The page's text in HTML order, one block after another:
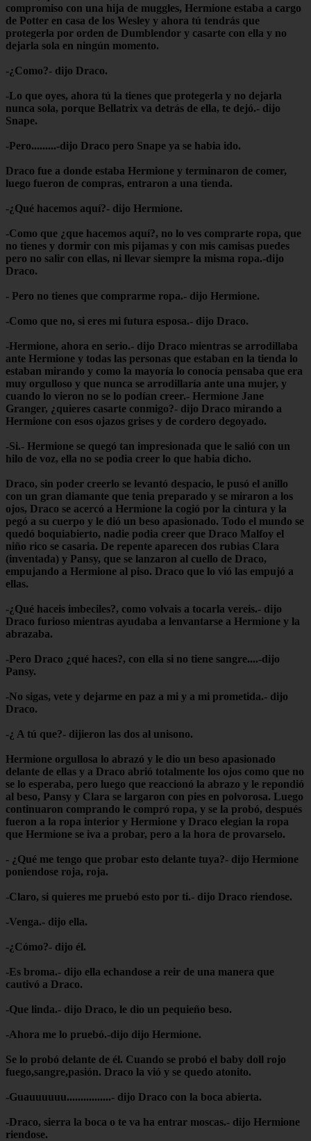
compromiso con una hija de muggles, Hermione estaba a cargo
de Potter en casa de los Wesley y ahora tú tendrás que
protegerla por orden de Dumblendor y casarte con ella y no
dejarla sola en ningún momento.
-¿Como?- dijo Draco.
-Lo que oyes, ahora tú la tienes que protegerla y no dejarla
nunca sola, porque Bellatrix va detrás de ella, te dejó.- dijo
Snape.
-Pero.........-dijo Draco pero Snape ya se habia ido.
Draco fue a donde estaba Hermione y terminaron de comer,
luego fueron de compras, entraron a una tienda.
-¿Qué hacemos aquí?- dijo Hermione.
-Como que ¿que hacemos aquí?, no lo ves comprarte ropa, que
no tienes y dormir con mis pijamas y con mis camisas puedes
pero no salir con ellas, ni llevar siempre la misma ropa.-dijo
Draco.
- Pero no tienes que comprarme ropa.- dijo Hermione.
-Como que no, si eres mi futura esposa.- dijo Draco.
-Hermione, ahora en serio.- dijo Draco mientras se arrodillaba
ante Hermione y todas las personas que estaban en la tienda lo
estaban mirando y como la mayoría lo conocía pensaba que era
muy orgulloso y que nunca se arrodillaría ante una mujer, y
cuando lo vieron no se lo podían creer.- Hermione Jane
Granger, ¿quieres casarte conmigo?- dijo Draco mirando a
Hermione con esos ojazos grises y de cordero degoyado.
-Si.- Hermione se quegó tan impresionada que le salió con un
hilo de voz, ella no se podia creer lo que habia dicho.
Draco, sin poder creerlo se levantó despacio, le pusó el anillo
con un gran diamante que tenia preparado y se miraron a los
ojos, Draco se acercó a Hermione la cogió por la cintura y la
pegó a su cuerpo y le dió un beso apasionado. Todo el mundo se
quedó boquiabierto, nadie podia creer que Draco Malfoy el
niño rico se casaria. De repente aparecen dos rubias Clara
(inventada) y Pansy, que se lanzaron al cuello de Draco,
empujando a Hermione al piso. Draco que lo vió las empujó a
ellas.
-¿Qué haceis imbeciles?, como volvais a tocarla vereis.- dijo
Draco furioso mientras ayudaba a lenvantarse a Hermione y la
abrazaba.
-Pero Draco ¿qué haces?, con ella si no tiene sangre....-dijo
Pansy.
-No sigas, vete y dejarme en paz a mi y a mi prometida.- dijo
Draco.
-¿ A tú que?- dijieron las dos al unisono.
Hermione orgullosa lo abrazó y le dio un beso apasionado
delante de ellas y a Draco abrió totalmente los ojos como que no
se lo esperaba, pero luego que reaccionó la abrazo y le repondió
al beso, Pansy y Clara se largaron con pies en polvorosa. Luego
continuaron comprando le compró ropa, y se la probó, después
fueron a la ropa interior y Hermione y Draco elegian la ropa
que Hermione se iva a probar, pero a la hora de provarselo.
- ¿Qué me tengo que probar esto delante tuya?- dijo Hermione
poniendose roja, roja.
-Claro, si quieres me pruebó esto por ti.- dijo Draco riendose.
-Venga.- dijo ella.
-¿Cómo?- dijo él.
-Es broma.- dijo ella echandose a reir de una manera que
cautivó a Draco.
-Que linda.- dijo Draco, le dio un pequieño beso.
-Ahora me lo pruebó.-dijo dijo Hermione.
Se lo probó delante de él. Cuando se probó el baby doll rojo
fuego,sangre,pasión. Draco la vió y se quedo atonito.
-Guauuuuuu................- dijo Draco con la boca abierta.
-Draco, sierra la boca o te va ha entrar moscas.- dijo Hermione
riendose.